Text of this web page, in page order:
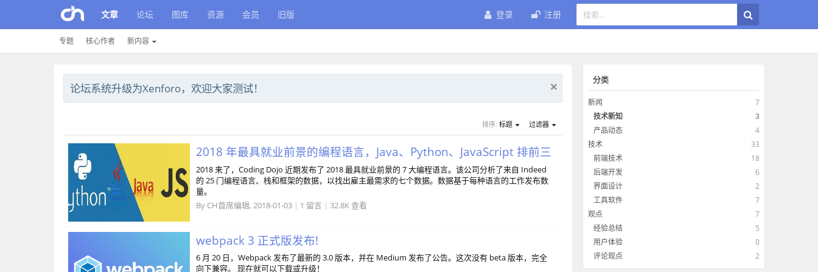
文章
专题 核心作者 新内容
论坛 图库 资源 会员 旧版 登录 注册
论坛系统升级为Xenforo，欢迎大家测试！
排序: 标题 过滤器
2018 年最具就业前景的编程语言，Java、Python、JavaScript 排前三
2018 来了，Coding Dojo 近期发布了 2018 最具就业前景的 7 大编程语言。该公司分析了来自 Indeed
的 25 门编程语言、栈和框架的数据，以找出雇主最需求的七个数据。数据基于每种语言的工作发布数
量。
By CH首席编辑, 2018-01-03 | 1 留言 | 32.8K 查看
webpack 3 正式版发布!
6 月 20 日，Webpack 发布了最新的 3.0 版本，并在 Medium 发布了公告。这次没有 beta 版本，完全
向下兼容。 现在就可以下载或升级！
分类
新闻
7
技术新知
3
产品动态
4
技术
33
前端技术
18
后端开发
6
界面设计
2
工具软件
7
观点
7
经验总结
5
用户体验
0
评论观点
2